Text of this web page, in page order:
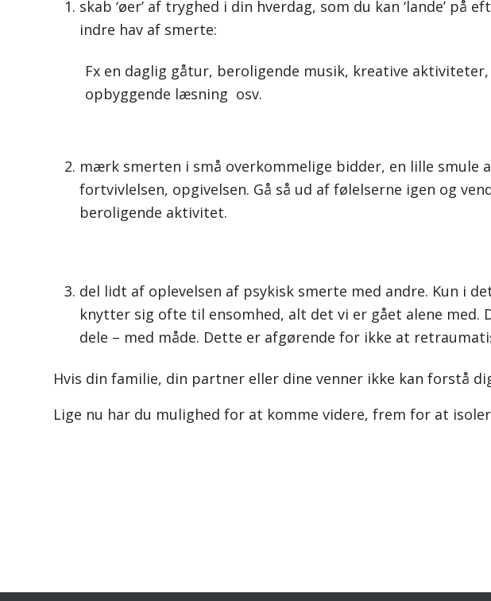
skab ‘øer’ af tryghed i din hverdag, som du kan ‘lande’
indre hav af smerte:
Fx en daglig gåtur, beroligende musik, kreative
opbyggende læsning osv.
mærk smerten i små overkommelige bidder, en lille smule
fortvivlelsen, opgivelsen. Gå så ud af følelserne igen og
beroligende aktivitet.
del lidt af oplevelsen af psykisk smerte med andre. Kun i
knytter sig ofte til ensomhed, alt det vi er gået alene med.
dele – med måde. Dette er afgørende for ikke at
Hvis din familie, din partner eller dine venner ikke kan forstå
Lige nu har du mulighed for at komme videre, frem for at